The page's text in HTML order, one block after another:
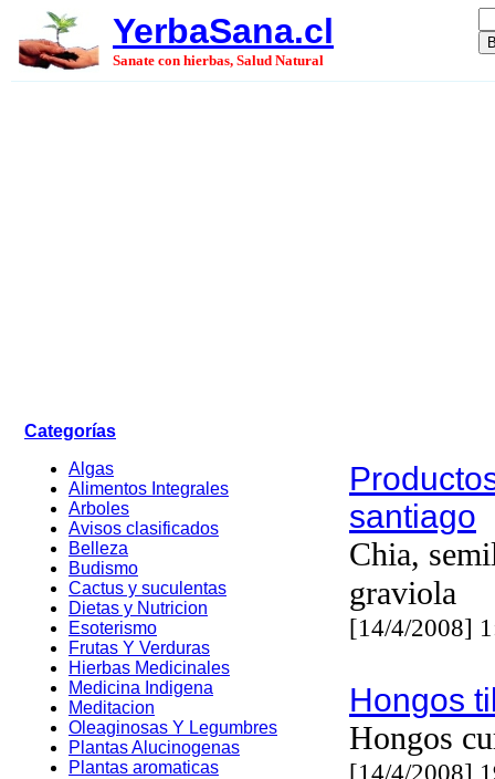
YerbaSana.cl
Sanate con hierbas, Salud Natural
Categorías
Algas
Alimentos Integrales
Arboles
Avisos clasificados
Belleza
Budismo
Cactus y suculentas
Dietas y Nutricion
Esoterismo
Frutas Y Verduras
Hierbas Medicinales
Medicina Indigena
Meditacion
Oleaginosas Y Legumbres
Plantas Alucinogenas
Plantas aromaticas
santiago
Chia,
graviola
[14/4/2008]
Hongos
Hongos
[14/4/2008]